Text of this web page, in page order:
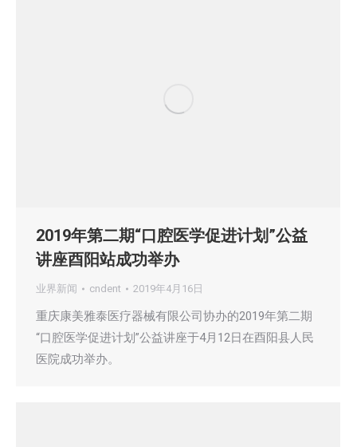
2019年第二期“口腔医学促进计划”公益
讲座酉阳站成功举办
业界新闻 cndent 2019年4月16日
重庆康美雅泰医疗器械有限公司协办的2019年第二期
“口腔医学促进计划”公益讲座于4月12日在酉阳县人民
医院成功举办。